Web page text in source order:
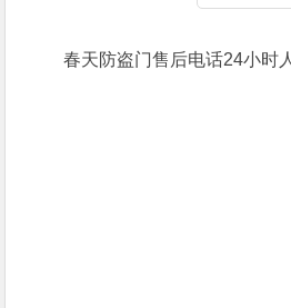
春天防盗门售后电话24小时